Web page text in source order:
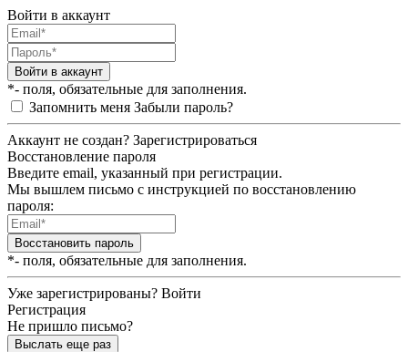
Войти в аккаунт
Войти в аккаунт
*- поля, обязательные для заполнения.
Запомнить меня Забыли пароль?
Аккаунт не создан? Зарегистрироваться
Восстановление пароля
Введите email, указанный при регистрации.
Мы вышлем письмо с инструкцией по восстановлению
пароля:
Восстановить пароль
*- поля, обязательные для заполнения.
Уже зарегистрированы? Войти
Регистрация
Не пришло письмо?
Выслать еще раз